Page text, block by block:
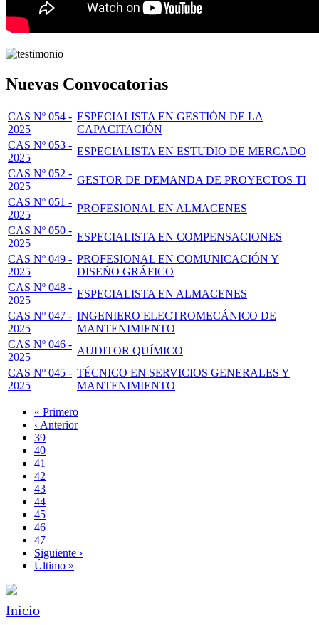
Nuevas Convocatorias
CAS Nº 054 -
2025
ESPECIALISTA EN GESTIÓN DE LA
CAPACITACIÓN
CAS Nº 053 -
2025
ESPECIALISTA EN ESTUDIO DE MERCADO
CAS Nº 052 -
2025
GESTOR DE DEMANDA DE PROYECTOS TI
CAS Nº 051 -
2025
PROFESIONAL EN ALMACENES
CAS Nº 050 -
2025
ESPECIALISTA EN COMPENSACIONES
CAS Nº 049 -
2025
PROFESIONAL EN COMUNICACIÓN Y
DISEÑO GRÁFICO
CAS Nº 048 -
2025
ESPECIALISTA EN ALMACENES
CAS Nº 047 -
2025
INGENIERO ELECTROMECÁNICO DE
MANTENIMIENTO
CAS Nº 046 -
2025
AUDITOR QUÍMICO
CAS Nº 045 -
2025
TÉCNICO EN SERVICIOS GENERALES Y
MANTENIMIENTO
Paginación
Primera
página
« Primero
Página
anterior
‹ Anterior
Page
39
Page
40
Page
41
Page
42
Página
actual
43
Page
44
Page
45
Page
46
Page
47
Siguiente
página
Siguiente ›
Última
Último »
Inicio